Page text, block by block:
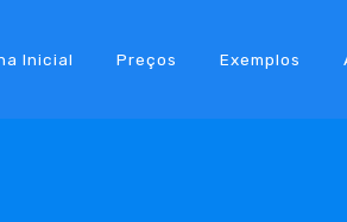
Inicial Preços Exemplos